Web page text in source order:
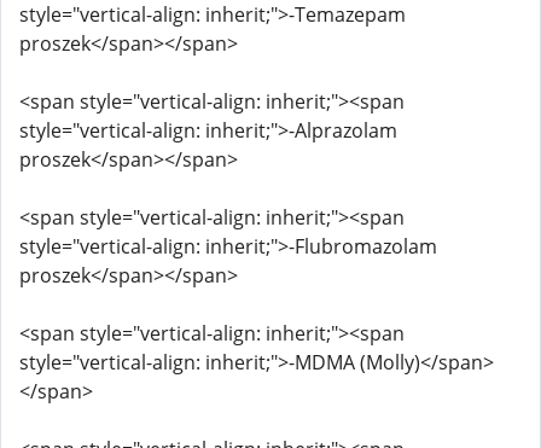
style="vertical-align: inherit;">-Temazepam
proszek</span></span>
<span style="vertical-align: inherit;"><span
style="vertical-align: inherit;">-Alprazolam
proszek</span></span>
<span style="vertical-align: inherit;"><span
style="vertical-align: inherit;">-Flubromazolam
proszek</span></span>
<span style="vertical-align: inherit;"><span
style="vertical-align: inherit;">-MDMA (Molly)</span>
</span>